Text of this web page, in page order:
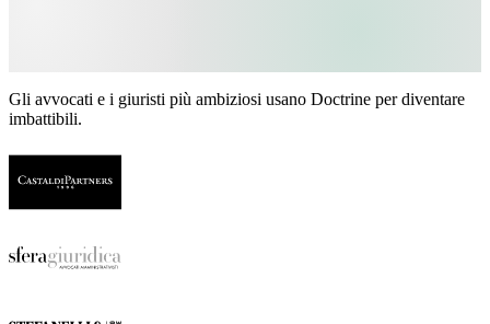
Gli avvocati e i giuristi più ambiziosi usano Doctrine per diventare
imbattibili.